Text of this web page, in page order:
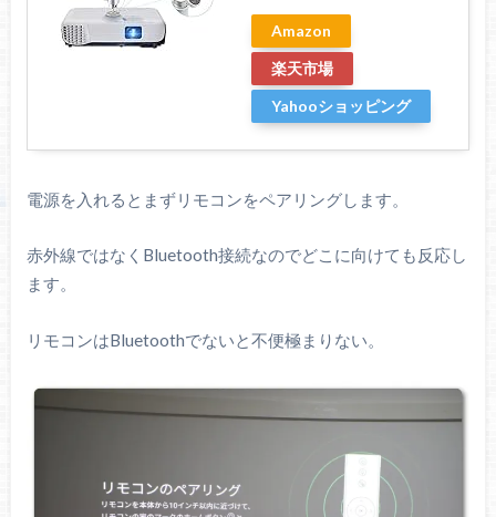
Amazon
楽天市場
Yahooショッピング
電源を入れるとまずリモコンをペアリングします。
赤外線ではなくBluetooth接続なのでどこに向けても反応し
ます。
リモコンはBluetoothでないと不便極まりない。